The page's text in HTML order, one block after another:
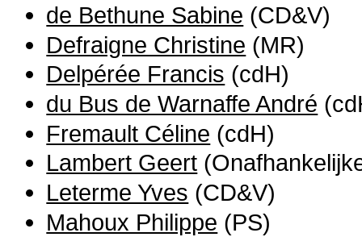
de Bethune Sabine (CD&V)
Defraigne Christine (MR)
Delpérée Francis (cdH)
du Bus de Warnaffe André
Fremault Céline (cdH)
Lambert Geert
Leterme Yves (CD&V)
Mahoux Philippe (PS)